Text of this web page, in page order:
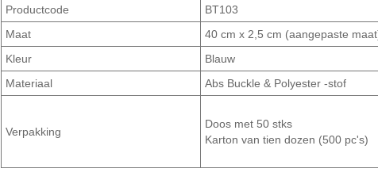
Productcode
BT103
Maat
40 cm x 2,5 cm (aangepaste
Kleur
Blauw
Materiaal
Abs Buckle & Polyester -stof
Verpakking
Doos met 50 stks
Karton van tien dozen (500 pc's)